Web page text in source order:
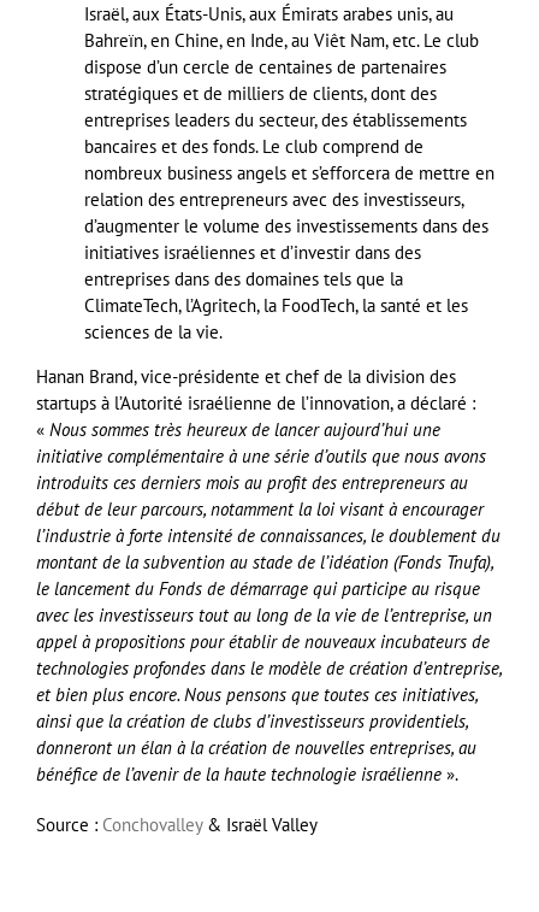
Israël, aux États-Unis, aux Émirats arabes unis, au
Bahreïn, en Chine, en Inde, au Viêt Nam, etc. Le club
dispose d’un cercle de centaines de partenaires
stratégiques et de milliers de clients, dont des
entreprises leaders du secteur, des établissements
bancaires et des fonds. Le club comprend de
nombreux business angels et s’efforcera de mettre en
relation des entrepreneurs avec des investisseurs,
d’augmenter le volume des investissements dans des
initiatives israéliennes et d’investir dans des
entreprises dans des domaines tels que la
ClimateTech, l’Agritech, la FoodTech, la santé et les
sciences de la vie.
Hanan Brand, vice-présidente et chef de la division des
startups à l’Autorité israélienne de l’innovation, a déclaré :
« Nous sommes très heureux de lancer aujourd’hui une
initiative complémentaire à une série d’outils que nous avons
introduits ces derniers mois au profit des entrepreneurs au
début de leur parcours, notamment la loi visant à encourager
l’industrie à forte intensité de connaissances, le doublement du
montant de la subvention au stade de l’idéation (Fonds Tnufa),
le lancement du Fonds de démarrage qui participe au risque
avec les investisseurs tout au long de la vie de l’entreprise, un
appel à propositions pour établir de nouveaux incubateurs de
technologies profondes dans le modèle de création d’entreprise,
et bien plus encore. Nous pensons que toutes ces initiatives,
ainsi que la création de clubs d’investisseurs providentiels,
donneront un élan à la création de nouvelles entreprises, au
bénéfice de l’avenir de la haute technologie israélienne ».
Source : Conchovalley& Israël Valley